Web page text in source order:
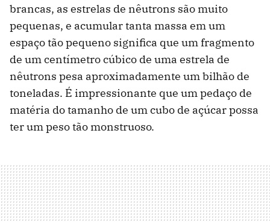
brancas, as estrelas de nêutrons são muito
pequenas, e acumular tanta massa em um
espaço tão pequeno significa que um fragmento
de um centímetro cúbico de uma estrela de
nêutrons pesa aproximadamente um bilhão de
toneladas. É impressionante que um pedaço de
matéria do tamanho de um cubo de açúcar possa
ter um peso tão monstruoso.